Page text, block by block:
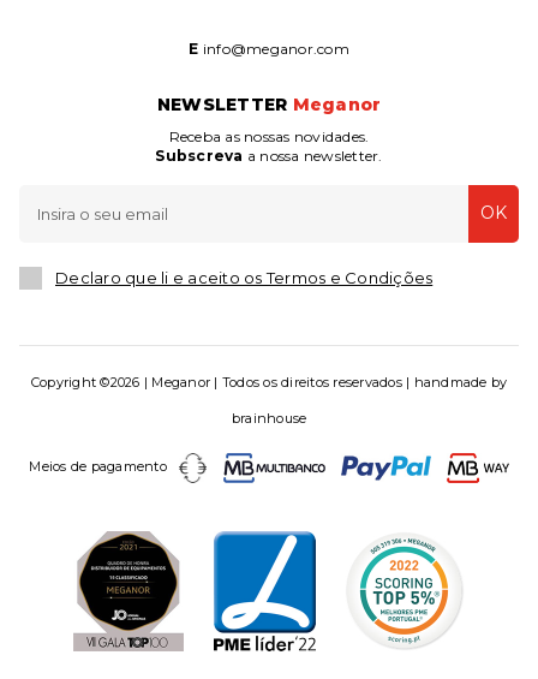
E info@meganor.com
NEWSLETTER Meganor
Receba as nossas novidades.
Subscreva a nossa newsletter.
OK
Declaro que li e aceito os Termos e Condições
Copyright ©2026 | Meganor | Todos os direitos reservados | handmade by
brainhouse
Meios de pagamento